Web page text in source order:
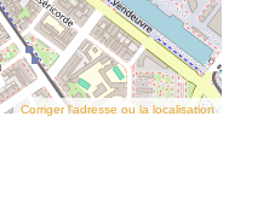
Corriger l’adresse ou la localisation